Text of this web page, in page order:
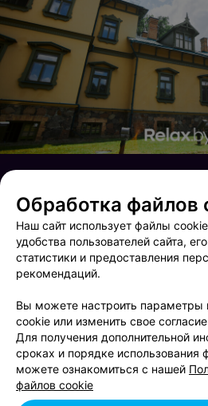
Открытие магазина Health and beauty
Обработка файлов
Наш сайт использует файлы
удобства пользователей сайта,
статистики и предоставления
рекомендаций.
Вы можете настроить параметры
cookie или изменить свое
Для получения дополнительной
сроках и порядке использования
можете ознакомиться с нашей
файлов cookie